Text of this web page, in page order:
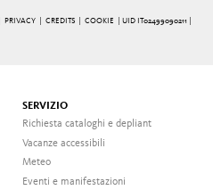
PRIVACY |CREDITS |COOKIE
| UID IT02499090211 |
SERVIZIO
Richiesta cataloghi e depliant
Vacanze accessibili
Meteo
Eventi e manifestazioni